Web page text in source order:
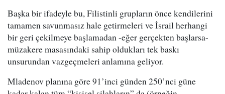
Başka bir ifadeyle bu, Filistinli grupların önce kendilerini
tamamen savunmasız hale getirmeleri ve İsrail herhangi
bir geri çekilmeye başlamadan -eğer gerçekten başlarsa-
müzakere masasındaki sahip oldukları tek baskı
unsurundan vazgeçmeleri anlamına geliyor.
Mladenov planına göre 91’inci günden 250’nci güne